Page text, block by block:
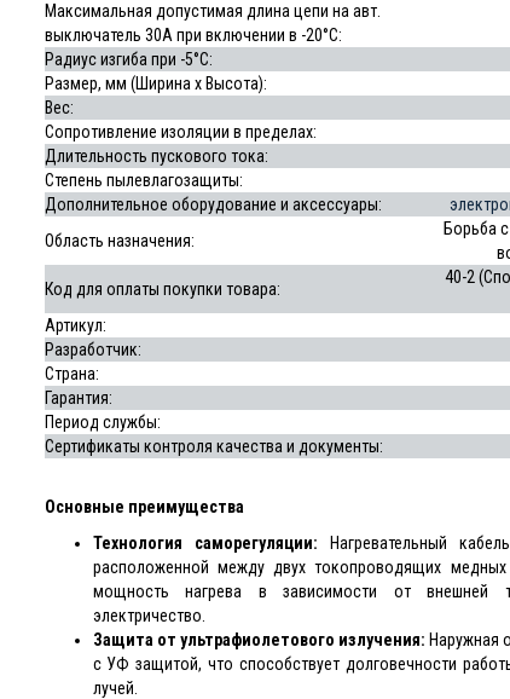
Максимальная допустимая длина цепи на авт.
выключатель 30А при включении в -20°С:
Радиус изгиба при -5°С:
Размер, мм (Ширина x Высота):
Вес:
Сопротивление изоляции в пределах:
Длительность пускового тока:
Степень пылевлагозащиты:
Дополнительное оборудование и аксессуары:
Область назначения:
Борьба
Код для оплаты покупки товара:
40-2
Артикул:
Разработчик:
Страна:
Гарантия:
Период службы:
Сертификаты контроля качества и документы:
Основные преимущества
Технология саморегуляции:
Нагревательный
расположенной между двух токопроводящих медных
мощность нагрева в зависимости от внешней
электричество.
Защита от ультрафиолетового излучения: Наружная
с УФ защитой, что способствует долговечности
лучей.